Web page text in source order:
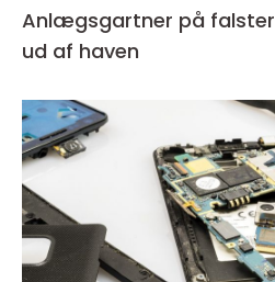
Anlægsgartner på falster sådan får du mest
ud af haven